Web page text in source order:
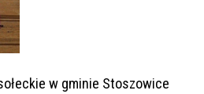
w gminie Stoszowice